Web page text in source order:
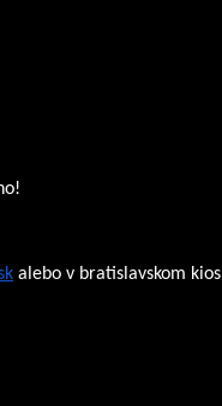
alebo v bratislavskom